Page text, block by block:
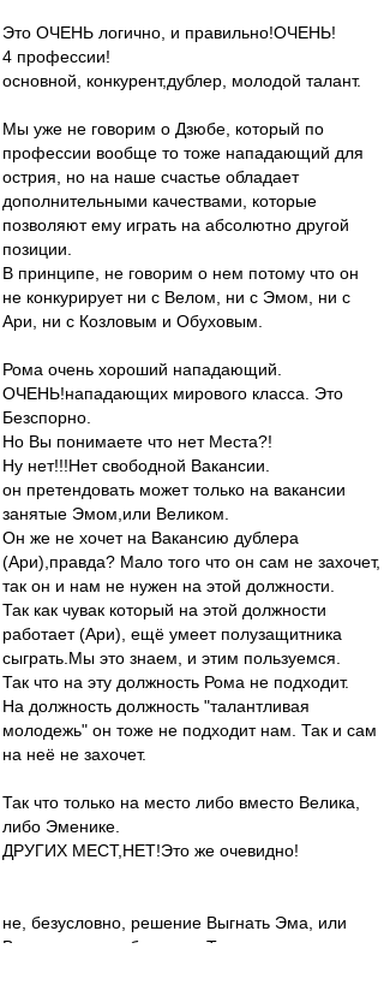
Это ОЧЕНЬ логично, и правильно!ОЧЕНЬ!
4 профессии!
основной, конкурент,дублер, молодой талант.
Мы уже не говорим о Дзюбе, который по
профессии вообще то тоже нападающий для
острия, но на наше счастье обладает
дополнительными качествами, которые
позволяют ему играть на абсолютно другой
позиции.
В принципе, не говорим о нем потому что он
не конкурирует ни с Велом, ни с Эмом, ни с
Ари, ни с Козловым и Обуховым.
Рома очень хороший нападающий.
ОЧЕНЬ!нападающих мирового класса. Это
Безспорно.
Но Вы понимаете что нет Места?!
Ну нет!!!Нет свободной Вакансии.
он претендовать может только на вакансии
занятые Эмом,или Великом.
Он же не хочет на Вакансию дублера
(Ари),правда? Мало того что он сам не захочет,
так он и нам не нужен на этой должности.
Так как чувак который на этой должности
работает (Ари), ещё умеет полузащитника
сыграть.Мы это знаем, и этим пользуемся.
Так что на эту должность Рома не подходит.
На должность должность "талантливая
молодежь" он тоже не подходит нам. Так и сам
на неё не захочет.
Так что только на место либо вместо Велика,
либо Эменике.
ДРУГИХ МЕСТ,НЕТ!Это же очевидно!
не, безусловно, решение Выгнать Эма, или
Велика можно обсуждать.Тут можно о чем то